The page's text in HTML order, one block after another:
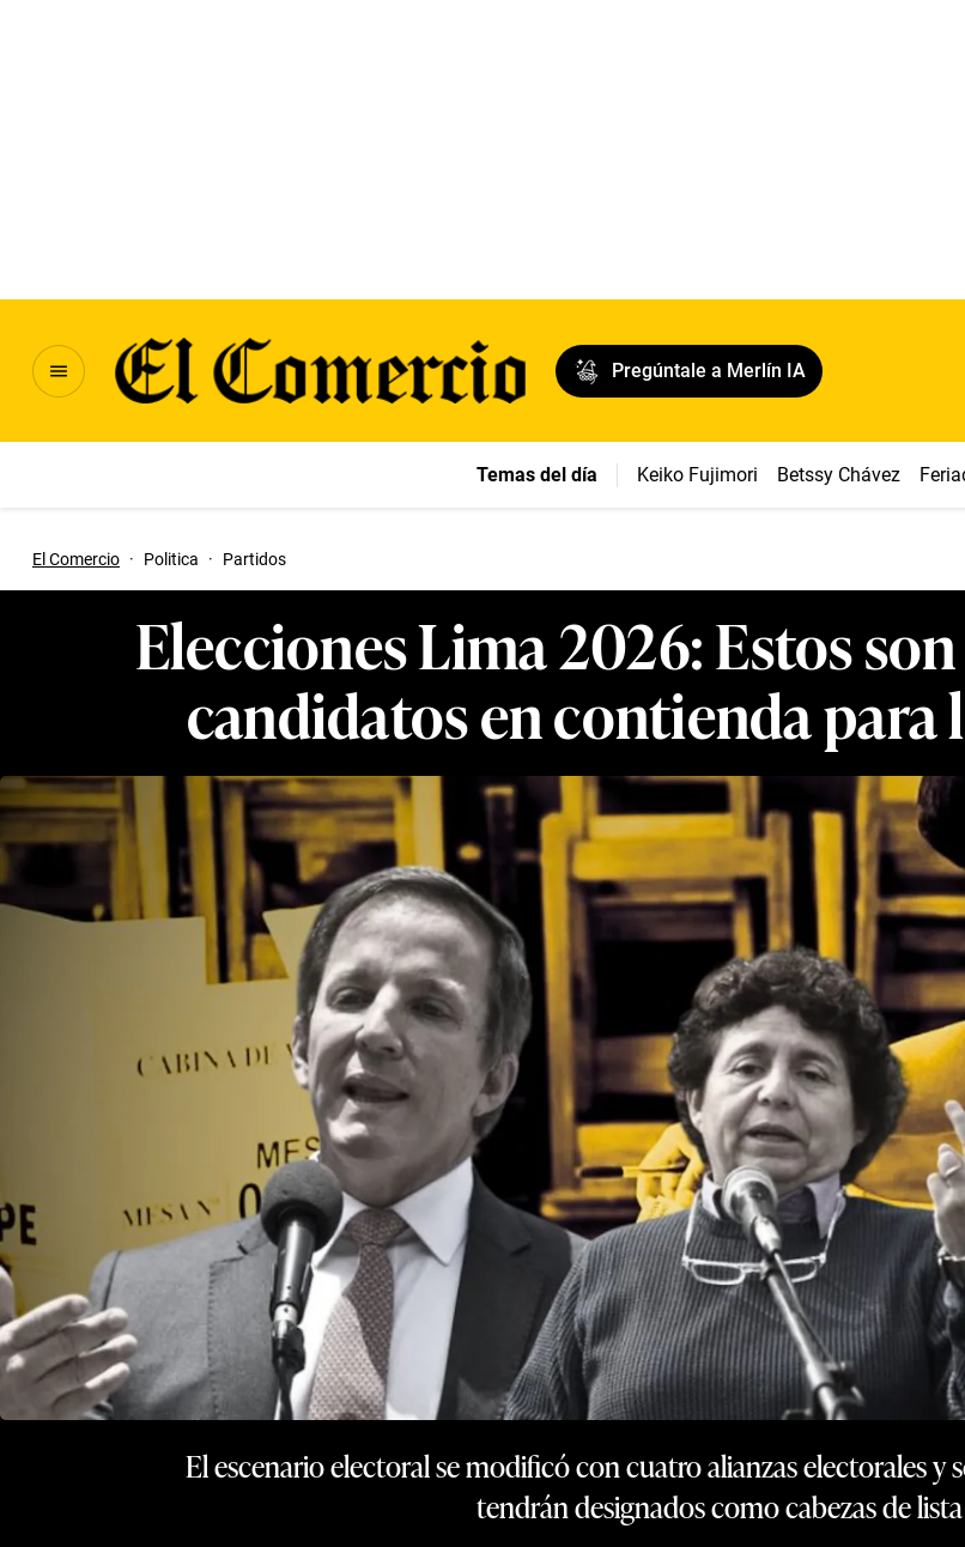
Pregúntale a Merlín IA
Temas del día Keiko Fujimori Betssy Chávez
El Comercio · Politica · Partidos
Elecciones Lima 2026: Estos
candidatos en contienda para
El escenario electoral se modificó con cuatro alianzas electorales y
tendrán designados como cabezas de